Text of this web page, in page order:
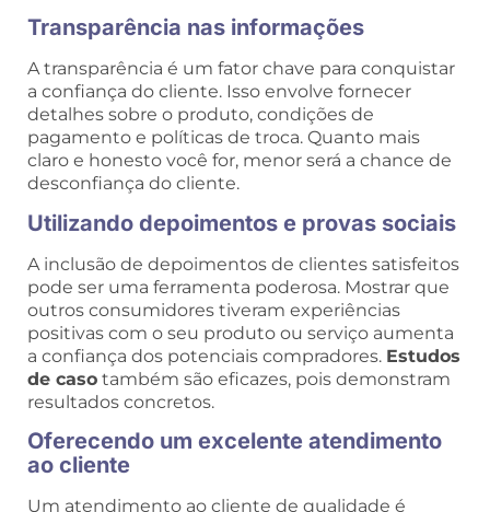
Transparência nas informações
A transparência é um fator chave para conquistar
a confiança do cliente. Isso envolve fornecer
detalhes sobre o produto, condições de
pagamento e políticas de troca. Quanto mais
claro e honesto você for, menor será a chance de
desconfiança do cliente.
Utilizando depoimentos e provas sociais
A inclusão de depoimentos de clientes satisfeitos
pode ser uma ferramenta poderosa. Mostrar que
outros consumidores tiveram experiências
positivas com o seu produto ou serviço aumenta
a confiança dos potenciais compradores. Estudos
de caso também são eficazes, pois demonstram
resultados concretos.
Oferecendo um excelente atendimento
ao cliente
Um atendimento ao cliente de qualidade é